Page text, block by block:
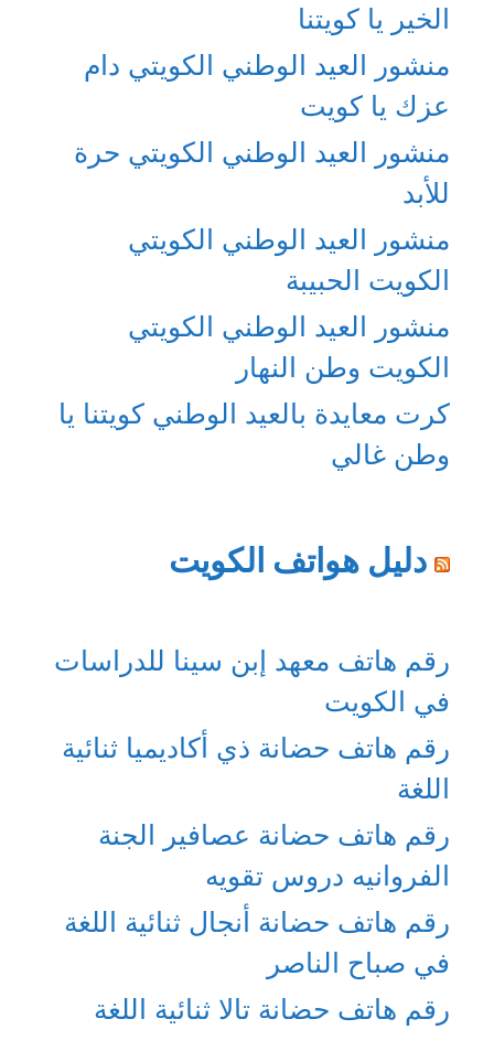
الخير يا كويتنا
منشور العيد الوطني الكويتي دام
عزك يا كويت
منشور العيد الوطني الكويتي حرة
للأبد
منشور العيد الوطني الكويتي
الكويت الحبيبة
منشور العيد الوطني الكويتي
الكويت وطن النهار
كرت معايدة بالعيد الوطني كويتنا يا
وطن غالي
دليل هواتف الكويت
رقم هاتف معهد إبن سينا للدراسات
في الكويت
رقم هاتف حضانة ذي أكاديميا ثنائية
اللغة
رقم هاتف حضانة عصافير الجنة
الفروانيه دروس تقويه
رقم هاتف حضانة أنجال ثنائية اللغة
في صباح الناصر
رقم هاتف حضانة تالا ثنائية اللغة